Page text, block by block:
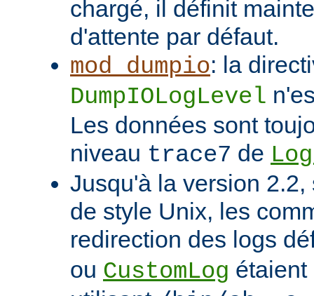
chargé, il définit
d'attente par défaut.
mod_dumpio: la
DumpIOLogLevel
Les données sont
niveau trace7 de
Jusqu'à la version
de style Unix, les
redirection des logs
ou CustomLog étaient